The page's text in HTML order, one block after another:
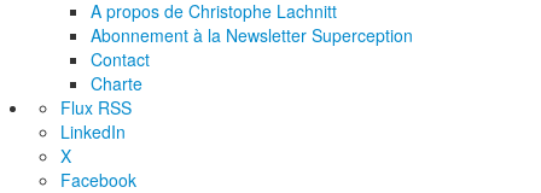
A propos de Christophe Lachnitt
Abonnement à la Newsletter Superception
Contact
Charte
Flux RSS
LinkedIn
X
Facebook